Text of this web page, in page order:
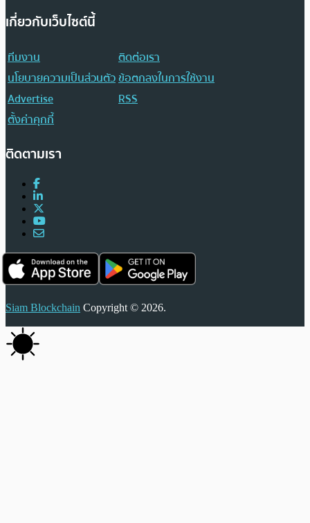
เกี่ยวกับเว็บไซต์นี้
ทีมงาน
ติดต่อเรา
นโยบายความเป็นส่วนตัวข้อตกลงในการใช้งาน
Advertise
RSS
ตั้งค่าคุกกี้
ติดตามเรา
Siam Blockchain Copyright © 2026.